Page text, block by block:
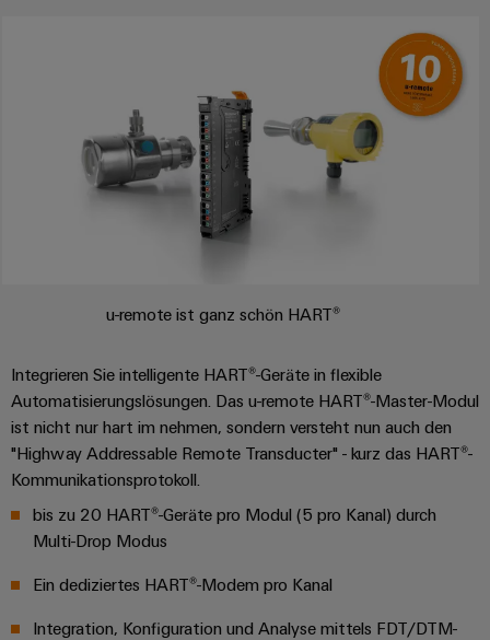
u-remote ist ganz schön HART®
Integrieren Sie intelligente HART®-Geräte in flexible
Automatisierungslösungen. Das u-remote HART®-Master-Modul
ist nicht nur hart im nehmen, sondern versteht nun auch den
"Highway Addressable Remote Transducter" - kurz das HART®-
Kommunikationsprotokoll.
bis zu 20 HART®-Geräte pro Modul (5 pro Kanal) durch
Multi-Drop Modus
Ein dediziertes HART®-Modem pro Kanal​
Integration, Konfiguration und Analyse mittels FDT/DTM-